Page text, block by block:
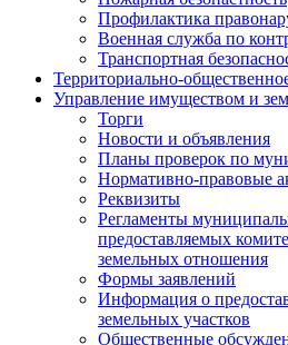
Профилактика
Военная служба по
Транспортная
Территориально-
Управление имуществом и
Торги
Новости и объявления
Планы проверок по
Нормативно-правовые
Реквизиты
Регламенты
предоставляемых
земельных отношения
Формы заявлений
Информация о
земельных участков
Общественные